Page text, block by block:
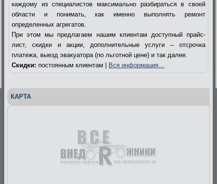
каждому из специалистов максимально разбираться в своей
области и понимать, как именно выполнять ремонт
определенных агрегатов.
При этом мы предлагаем нашим клиентам доступный прайс-
лист, скидки и акции, дополнительные услуги – отсрочка
платежа, выезд эвакуатора (по льготной цене) и так далее.
Скидки: постоянным клиентам | Вся информация…
КАРТА